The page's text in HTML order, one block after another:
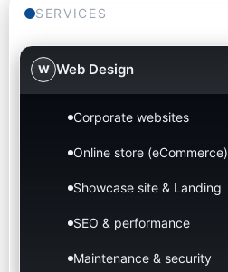
SERVICES
W Web Design
Corporate websites
Online store (eCommerce)
Showcase site & Landing
SEO & performance
Maintenance & security